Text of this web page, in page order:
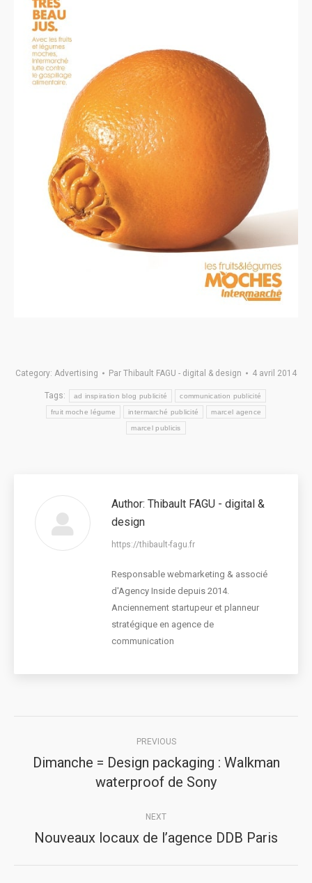
Category: Advertising Par Thibault FAGU - digital & design 4 avril 2014
Tags: ad inspiration blog publicité communication publicité
fruit moche légume intermarché publicité marcel agence
marcel publicis
Author: Thibault FAGU - digital &
design
https://thibault-fagu.fr
Responsable webmarketing & associé
d'Agency Inside depuis 2014.
Anciennement startupeur et planneur
stratégique en agence de
communication
navigation
PREVIOUS
Previous
post:
Dimanche = Design packaging : Walkman
waterproof de Sony
NEXT
Next
Nouveaux locaux de l’agence DDB Paris